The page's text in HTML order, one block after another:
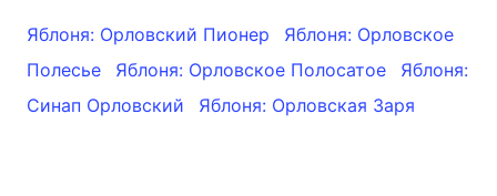
Яблоня: Орловский Пионер
Яблоня: Орловское
Полесье
Яблоня: Орловское Полосатое
Яблоня:
Синап Орловский
Яблоня: Орловская Заря